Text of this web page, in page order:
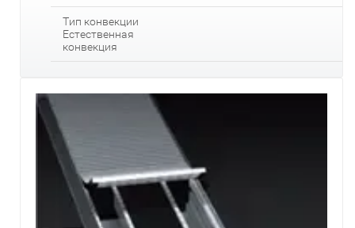
Тип конвекции
Естественная
конвекция